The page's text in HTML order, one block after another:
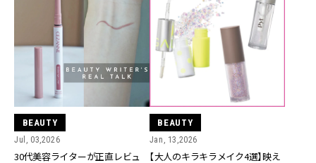
BEAUTY
Jul, 03,2026
30代美容ライターが正直レビュ
BEAUTY
Jan, 13,2026
【大人のキラキラメイク4選】映え